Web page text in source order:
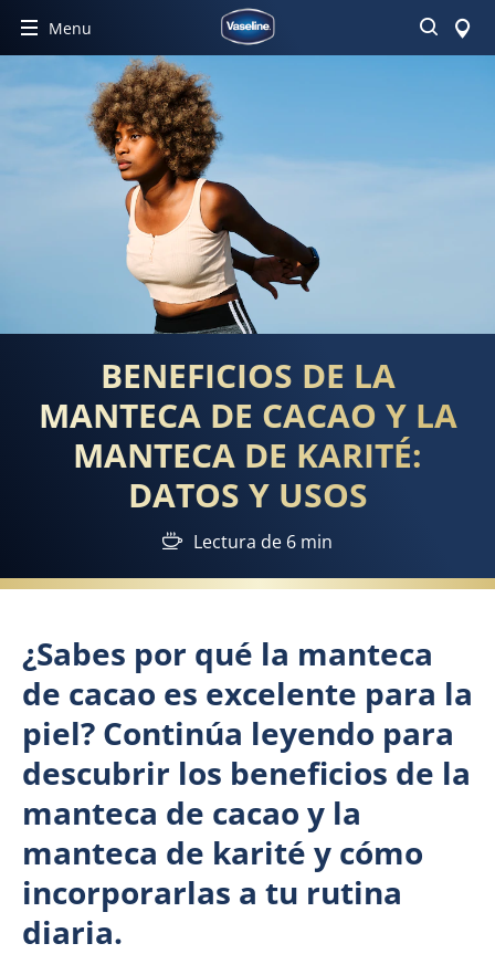
Menu Buscar
BENEFICIOS DE LA
MANTECA DE CACAO Y LA
MANTECA DE KARITÉ:
DATOS Y USOS
Lectura de 6 min
¿Sabes por qué la manteca
de cacao es excelente para la
piel? Continúa leyendo para
descubrir los beneficios de la
manteca de cacao y la
manteca de karité y cómo
incorporarlas a tu rutina
diaria.